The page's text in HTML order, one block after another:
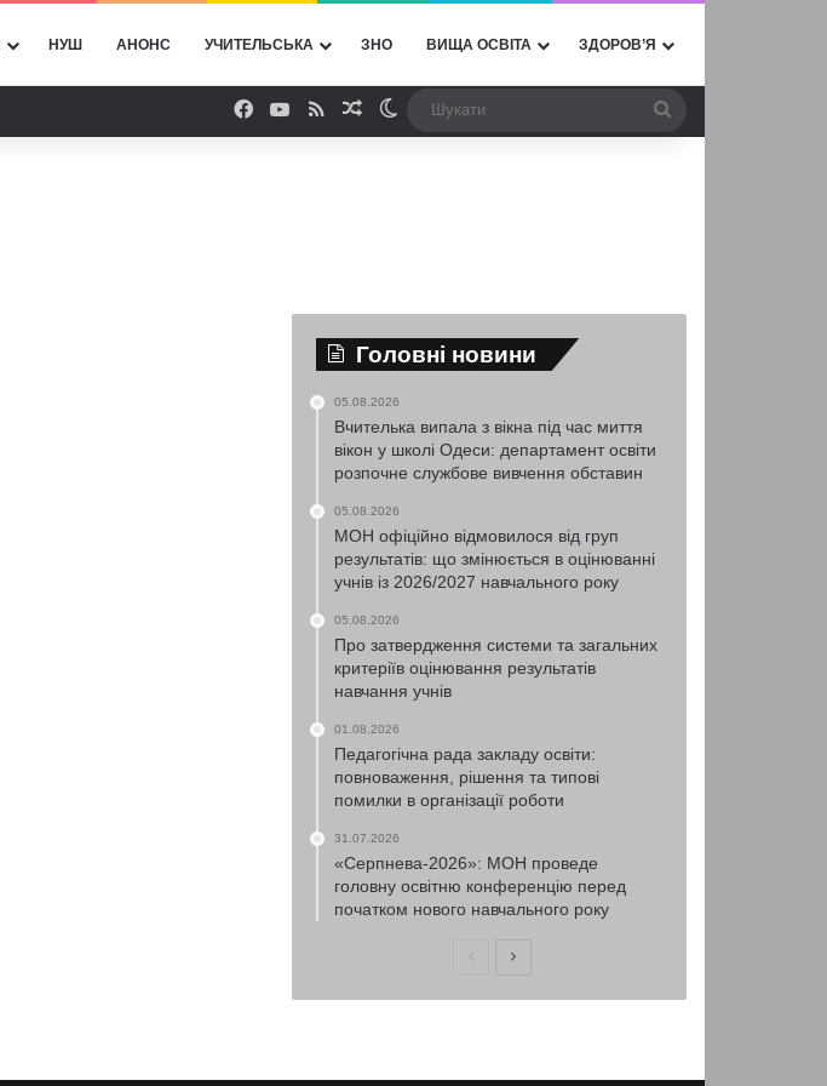
НУШ АНОНС УЧИТЕЛЬСЬКА ЗНО ВИЩА ОСВІТА ЗДОРОВ’Я
Facebook
YouTube
RSSВипадкова стаття
Switch skin
Головні новини
05.08.2026
Вчителька випала з вікна під час миття
вікон у школі Одеси: департамент освіти
розпочне службове вивчення обставин
05.08.2026
МОН офіційно відмовилося від груп
результатів: що змінюється в оцінюванні
учнів із 2026/2027 навчального року
05.08.2026
Про затвердження системи та загальних
критеріїв оцінювання результатів
навчання учнів
01.08.2026
Педагогічна рада закладу освіти:
повноваження, рішення та типові
помилки в організації роботи
31.07.2026
«Серпнева-2026»: МОН проведе
головну освітню конференцію перед
початком нового навчального року
ПопередняНаступна